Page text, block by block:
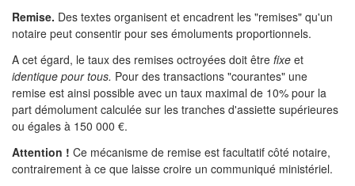
Remise. Des textes organisent et encadrent les "remises" qu'un
notaire peut consentir pour ses émoluments proportionnels.
A cet égard, le taux des remises octroyées doit être fixe et
identique pour tous. Pour des transactions "courantes" une
remise est ainsi possible avec un taux maximal de 10% pour la
part démolument calculée sur les tranches d'assiette supérieures
ou égales à 150 000 €.
Attention ! Ce mécanisme de remise est facultatif côté notaire,
contrairement à ce que laisse croire un communiqué ministériel.